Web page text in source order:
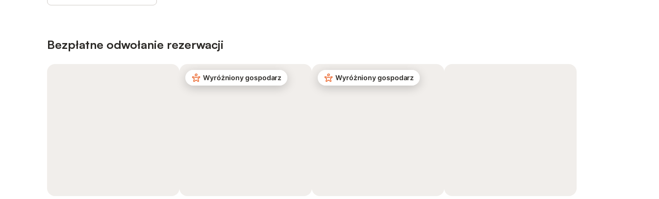
Bezpłatne odwołanie rezerwacji
Wyróżniony gospodarz Wyróżniony gospodarz